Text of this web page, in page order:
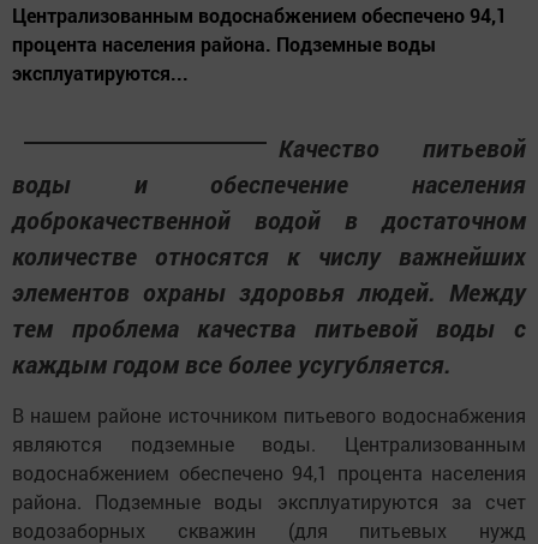
Централизованным водоснабжением обеспечено 94,1
процента населения района. Подземные воды
эксплуатируются...
Качество питьевой
воды и обеспечение населения
доброкачественной водой в достаточном
количестве относятся к числу важнейших
элементов охраны здоровья людей. Между
тем проблема качества питьевой воды с
каждым годом все более усугубляется.
В нашем районе источником питьевого водоснабжения
являются подземные воды. Централизованным
водоснабжением обеспечено 94,1 процента населения
района. Подземные воды эксплуатируются за счет
водозаборных скважин (для питьевых нужд